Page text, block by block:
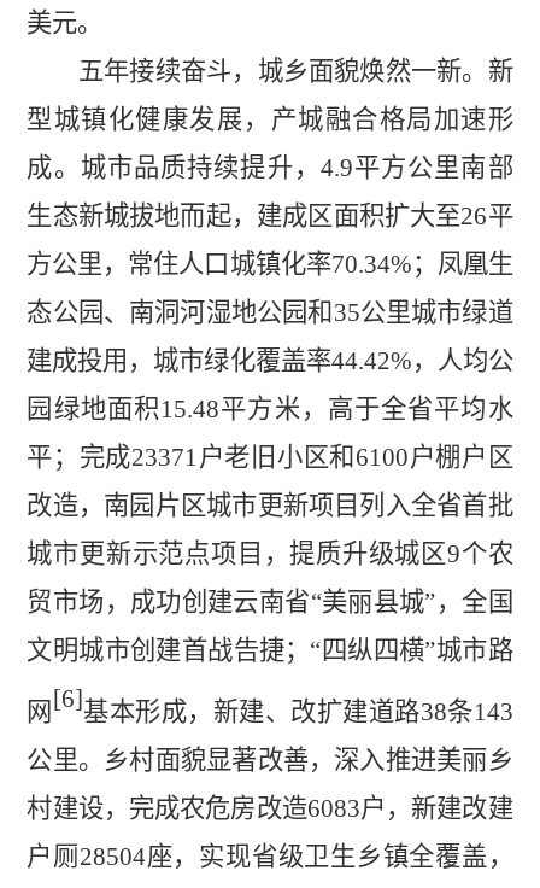
美元。
五年接续奋斗，城乡面貌焕然一新。 新
型城镇化健康发展，产城融合格局加速形
成。城市品质持续提升， 4.9平方公里南部
生态新城拔地而起，建成区面积扩大至26平
方公里，常住人口城镇化率70.34%；凤凰生
态公园、南洞河湿地公园和 35公里城市绿道
建成投用，城市绿化覆盖率44.42%，人均公
园绿地面积15.48平方米，高于全省平均水
平；完成23371户老旧小区和 6100户棚户区
改造，南园片区城市更新项目列入全省首批
城市更新示范点项目，提质升级城区9个农
贸市场，成功创建云南省“美丽县城”，全国
文明城市创建首战告捷；“四纵四横”城市路
网 [6]基本形成，新建、改扩建道路38条143
公里。乡村面貌显著改善，深入推进美丽乡
村建设，完成农危房改造6083户，新建改建
户厕28504座，实现省级卫生乡镇全覆盖，